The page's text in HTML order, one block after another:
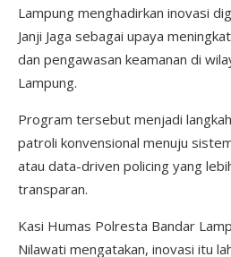
Lampung menghadirkan inovasi
Janji Jaga sebagai upaya
dan pengawasan keamanan di
Lampung.
Program tersebut menjadi
patroli konvensional menuju
atau data-driven policing yang
transparan.
Kasi Humas Polresta Bandar
Nilawati mengatakan, inovasi itu